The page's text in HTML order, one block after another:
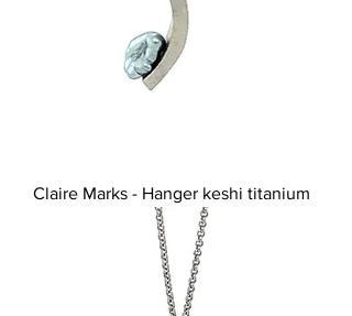
Claire Marks - Hanger keshi titanium